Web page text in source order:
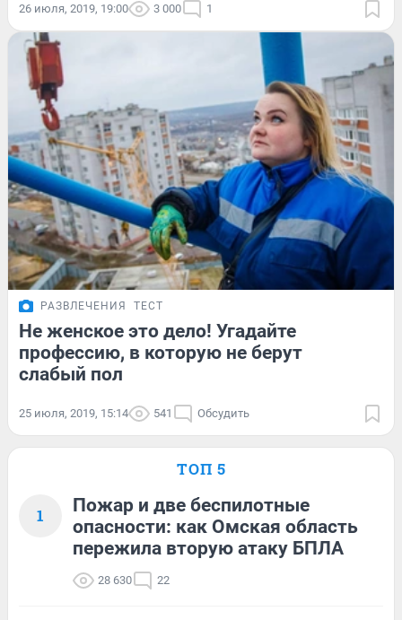
26 июля, 2019, 19:00 3 000 1
РАЗВЛЕЧЕНИЯ ТЕСТ
Не женское это дело! Угадайте
профессию, в которую не берут
слабый пол
25 июля, 2019, 15:14 541 Обсудить
ТОП 5
1
Пожар и две беспилотные
опасности: как Омская область
пережила вторую атаку БПЛА
28 630 22